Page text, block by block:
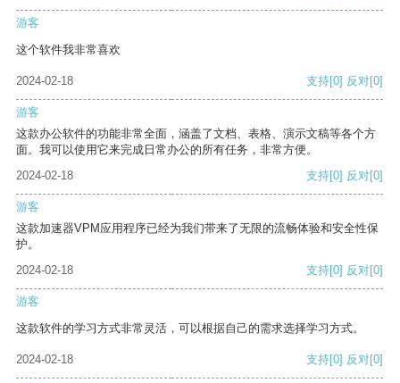
游客
这个软件我非常喜欢
2024-02-18 支持[0] 反对[0]
游客
这款办公软件的功能非常全面，涵盖了文档、表格、演示文稿等各个方
面。我可以使用它来完成日常办公的所有任务，非常方便。
2024-02-18
支持[0] 反对[0]
游客
这款加速器VPM应用程序已经为我们带来了无限的流畅体验和安全性保
护。
2024-02-18
支持[0] 反对[0]
游客
这款软件的学习方式非常灵活，可以根据自己的需求选择学习方式。
2024-02-18 支持[0] 反对[0]